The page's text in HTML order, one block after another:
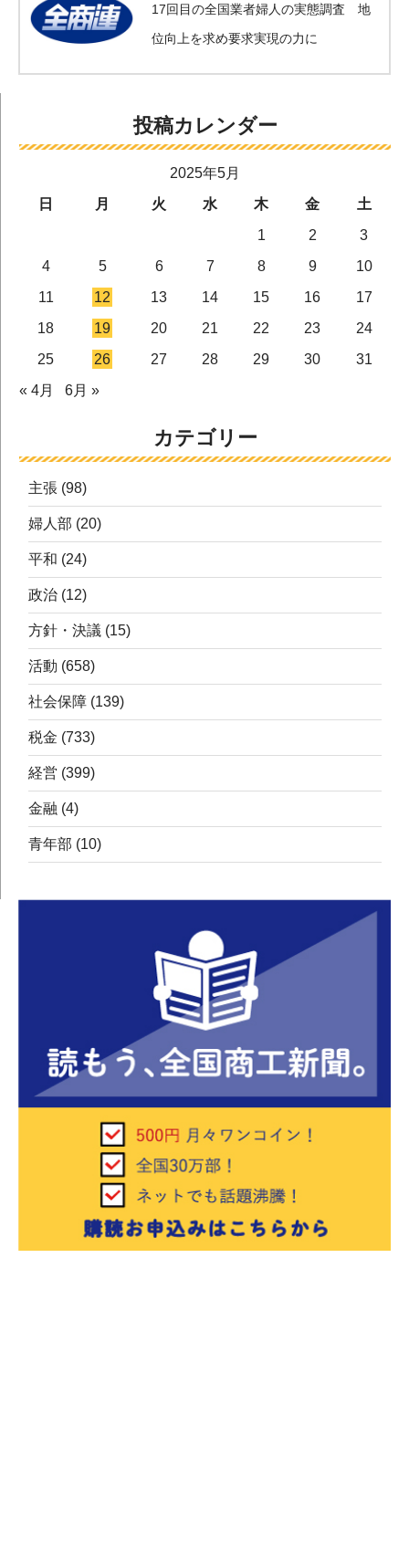
17回目の全国業者婦人の実態調査 地
位向上を求め要求実現の力に
投稿カレンダー
2025年5月
日
月 火 水 木 金
土
1
2
3
4
5 6 7 8 9
10
11
12 13 14 15 16
17
18
19 20 21 22 23
24
25
26 27 28 29 30
31
« 4月
6月 »
カテゴリー
主張 (98)
婦人部 (20)
平和 (24)
政治 (12)
方針・決議 (15)
活動 (658)
社会保障 (139)
税金 (733)
経営 (399)
金融 (4)
青年部 (10)